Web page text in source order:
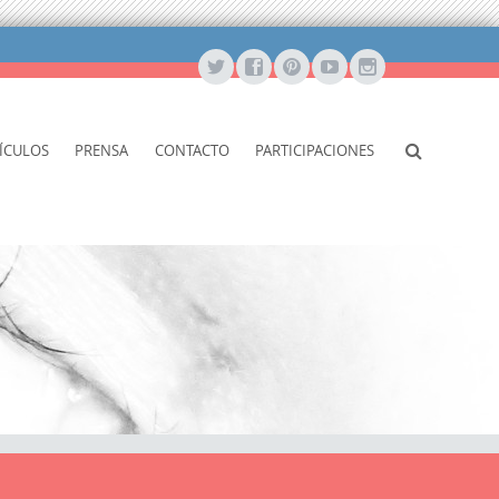
PRENSA CONTACTO PARTICIPACIONES